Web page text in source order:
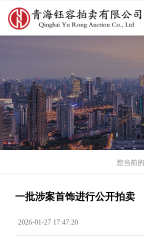
欢迎访问青海钰容拍卖有限公司
官方网站！
返
您当前
一批涉案首饰进行公开拍卖
2026-01-27 17:47:20